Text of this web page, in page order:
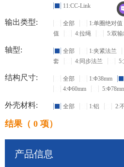
11:CC-Link
输出类型: 全部 1:单圈绝对值
值
4:拉绳 5:双输
轴型: 全部 1:夹紧法兰
套
4:同步法兰
结构尺寸: 全部 1:Φ38mm
4:Φ60mm
外壳材料: 全部 1:铝 2:
结果（ 0 项）
产品信息